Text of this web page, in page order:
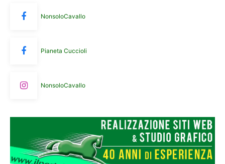
NonsoloCavallo
Pianeta Cuccioli
NonsoloCavallo